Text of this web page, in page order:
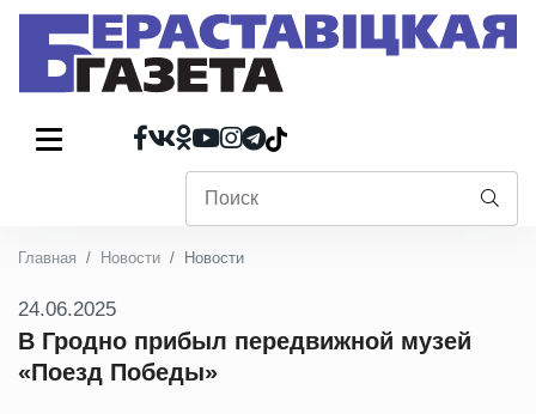
Главная Новости Новости
24.06.2025
В Гродно прибыл передвижной музей
«Поезд Победы»